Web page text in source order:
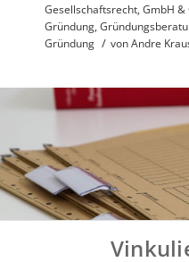
Gesellschaftsrecht GmbH &
Gründung
Gründung / vonAndre